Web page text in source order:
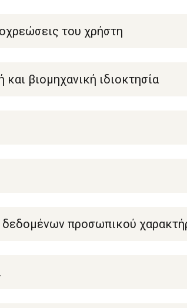
του χρήστη
και βιομηχανική ιδιοκτησία
δεδομένων προσωπικού